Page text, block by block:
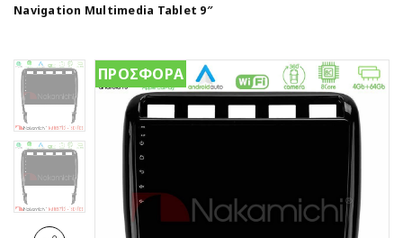
Navigation Multimedia Tablet 9″
ΠΡΟΣΦΟΡΑ